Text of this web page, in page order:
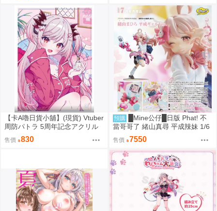
【卡A嚕日貨小舖】(現貨) Vtuber
周防パトラ 5周年記念アクリル
ボード 壓克力立板
售價 830
預購
█Mine公仔█日版 Phat! 不
當哥哥了 緒山真尋 平成辣妹 1/6
PVC D9282
售價 7550